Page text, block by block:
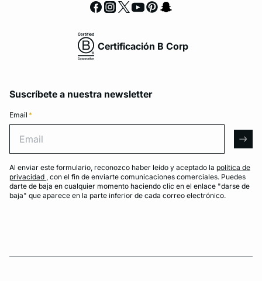
Certificación B Corp
Suscríbete a nuestra newsletter
Email *
Al enviar este formulario, reconozco haber leído y aceptado la política de
privacidad , con el fin de enviarte comunicaciones comerciales. Puedes
darte de baja en cualquier momento haciendo clic en el enlace "darse de
baja" que aparece en la parte inferior de cada correo electrónico.